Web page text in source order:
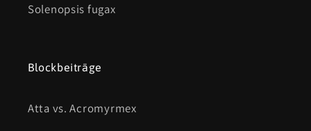
Solenopsis fugax
Blockbeiträge
Atta vs. Acromyrmex